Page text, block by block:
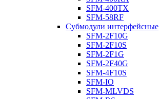
SFM-400TX
SFM-58RF
Субмодули интерфейсные
SFM-2F10G
SFM-2F10S
SFM-2F1G
SFM-2F40G
SFM-4F10S
SFM-IO
SFM-MLVDS